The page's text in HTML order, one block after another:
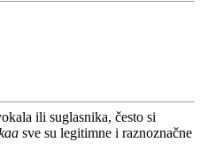
ili suglasnika, često si
sve su legitimne i raznoznačne